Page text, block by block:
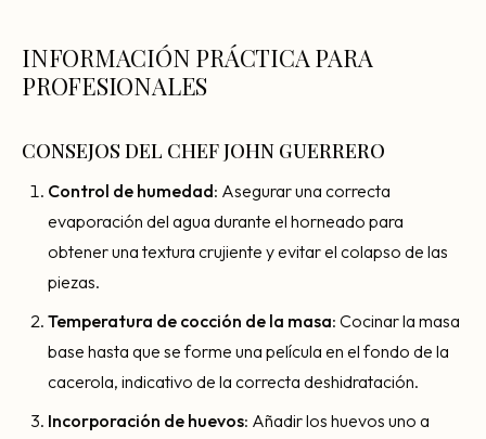
INFORMACIÓN PRÁCTICA PARA
PROFESIONALES
CONSEJOS DEL CHEF JOHN GUERRERO
Control de humedad: Asegurar una correcta
evaporación del agua durante el horneado para
obtener una textura crujiente y evitar el colapso de las
piezas.
Temperatura de cocción de la masa: Cocinar la masa
base hasta que se forme una película en el fondo de la
cacerola, indicativo de la correcta deshidratación.
Incorporación de huevos: Añadir los huevos uno a